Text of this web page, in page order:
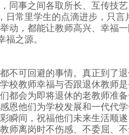
同事之间各取所长、互传技艺
常里学生的点滴进步，只言
动，都能让教师高兴、幸福
福之源。
可回避的事情。真正到了退
校教师幸福与否跟退休教师是
会为即将退休的老教师准备
恩他们为学校发展和一代代
瞬间，祝福他们未来生活顺
离岗时不伤感、不委屈、不